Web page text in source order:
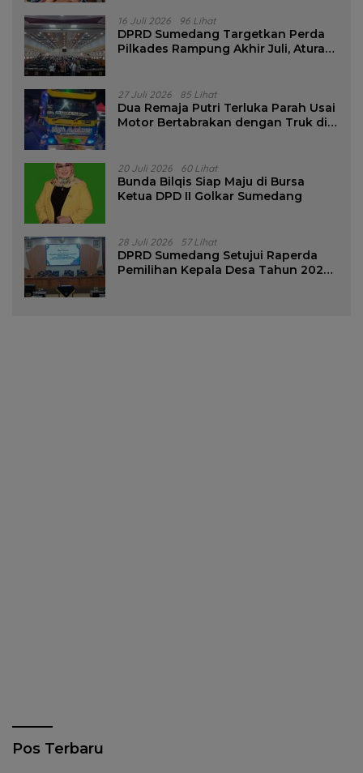
16 Juli 2026 96 Lihat
DPRD Sumedang Targetkan Perda
Pilkades Rampung Akhir Juli, Aturan
27 Juli 2026 85 Lihat
Dua Remaja Putri Terluka Parah Usai
Motor Bertabrakan dengan Truk di
20 Juli 2026 60 Lihat
Bunda Bilqis Siap Maju di Bursa
Ketua DPD II Golkar Sumedang
28 Juli 2026 57 Lihat
DPRD Sumedang Setujui Raperda
Pemilihan Kepala Desa Tahun 2026
Pos Terbaru